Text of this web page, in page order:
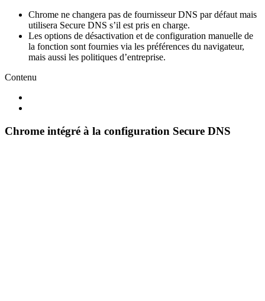
Chrome ne changera pas de fournisseur DNS par défaut mais
utilisera Secure DNS s’il est pris en charge.
Les options de désactivation et de configuration manuelle de
la fonction sont fournies via les préférences du navigateur,
mais aussi les politiques d’entreprise.
Contenu
Chrome intégré à la configuration Secure DNS